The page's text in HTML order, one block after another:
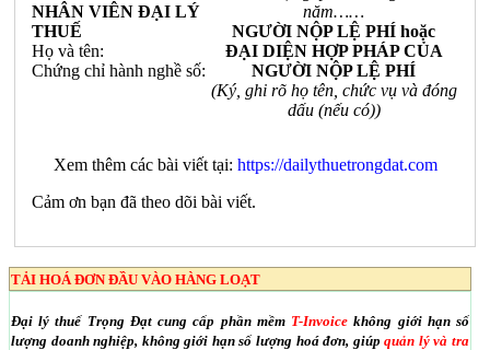
NHÂN VIÊN ĐẠI LÝ
THUẾ
Họ và tên:
Chứng chỉ hành nghề số:
năm……
NGƯỜI NỘP LỆ PHÍ hoặc
ĐẠI DIỆN HỢP PHÁP CỦA
NGƯỜI NỘP LỆ PHÍ
(Ký, ghi rõ họ tên, chức vụ và đóng
dấu (nếu có))
Xem thêm các bài viết tại: https://dailythuetrongdat.com
Cảm ơn bạn đã theo dõi bài viết.
TẢI HOÁ ĐƠN ĐẦU VÀO HÀNG LOẠT
Đại lý thuế Trọng Đạt cung cấp phần mềm T-Invoice không giới hạn số
lượng doanh nghiệp, không giới hạn số lượng hoá đơn, giúpquản lý và tra